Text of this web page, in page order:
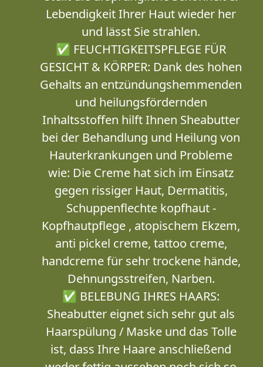
Lebendigkeit Ihrer Haut wieder her
und lässt Sie strahlen.
✅ FEUCHTIGKEITSPFLEGE FÜR
GESICHT & KÖRPER: Dank des hohen
Gehalts an entzündungshemmenden
und heilungsfördernden
Inhaltsstoffen hilft Ihnen Sheabutter
bei der Behandlung und Heilung von
Hauterkrankungen und Probleme
wie: Die Creme hat sich im Einsatz
gegen rissiger Haut, Dermatitis,
Schuppenflechte kopfhaut -
Kopfhautpflege , atopischem Ekzem,
anti pickel creme, tattoo creme,
handcreme für sehr trockene hände,
Dehnungsstreifen, Narben.
✅ BELEBUNG IHRES HAARS:
Sheabutter eignet sich sehr gut als
Haarspülung / Maske und das Tolle
ist, dass Ihre Haare anschließend